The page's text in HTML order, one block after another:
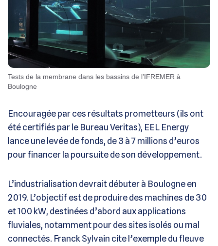
Tests de la membrane dans les bassins de l’IFREMER à
Boulogne
Encouragée par ces résultats prometteurs (ils ont
été certifiés par le Bureau Veritas), EEL Energy
lance une levée de fonds, de 3 à 7 millions d’euros
pour financer la poursuite de son développement.
L’industrialisation devrait débuter à Boulogne en
2019. L’objectif est de produire des machines de 30
et 100 kW, destinées d’abord aux applications
fluviales, notamment pour des sites isolés ou mal
connectés. Franck Sylvain cite l’exemple du fleuve